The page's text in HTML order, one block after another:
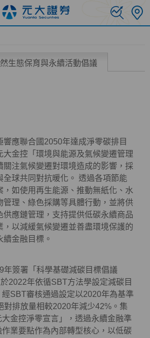
生態保育與永續活動倡議
響應聯合國2050年達成淨零碳排目
大金控「環境與能源及氣候變遷管理
關注氣候變遷對環境造成的影響，採
全球共同對抗暖化。 透過各項節能
，如使用再生能源、推動無紙化、水
管理、綠色採購等具體行動，並將供
供應鏈管理，支持提供低碳永續商品
，以減緩氣候變遷並善盡環境保護的
續金融目標。
年簽署「科學基礎減碳目標倡議
2022年依循SBT方法學設定減碳目
SBT審核通過設定以2020年為基準
對排放量相較2020年減少42%。集
大金控淨零宣言」，透過永續金融準
業要點作為內部轉型核心，以低碳